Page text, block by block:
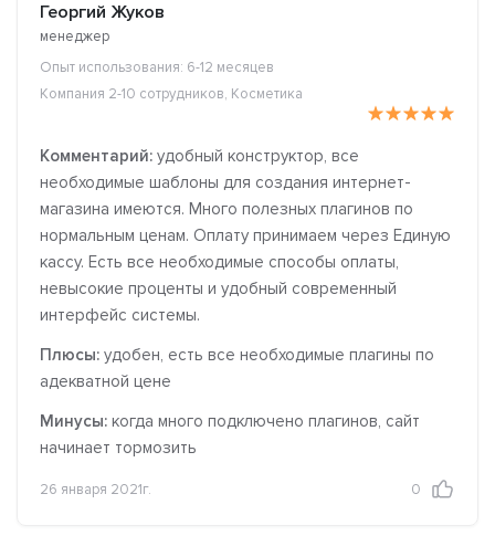
Георгий Жуков
менеджер
Опыт использования: 6-12 месяцев
Компания 2-10 сотрудников, Косметика
Комментарий: удобный конструктор, все
необходимые шаблоны для создания интернет-
магазина имеются. Много полезных плагинов по
нормальным ценам. Оплату принимаем через Единую
кассу. Есть все необходимые способы оплаты,
невысокие проценты и удобный современный
интерфейс системы.
Плюсы: удобен, есть все необходимые плагины по
адекватной цене
Минусы: когда много подключено плагинов, сайт
начинает тормозить
26 января 2021г. 0